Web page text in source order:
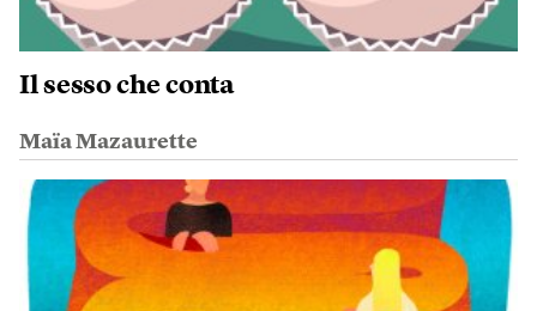
Il sesso che conta
Maïa Mazaurette